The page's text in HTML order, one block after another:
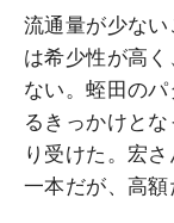
流通量が少な
は希少性が高
ない。蛭田の
るきっかけと
り受けた。宏
一本だが、高額